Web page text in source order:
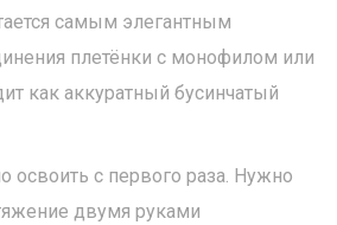
самым элегантным
плетёнки с монофилом или
как аккуратный бусинчатый
освоить с первого раза. Нужно
двумя руками